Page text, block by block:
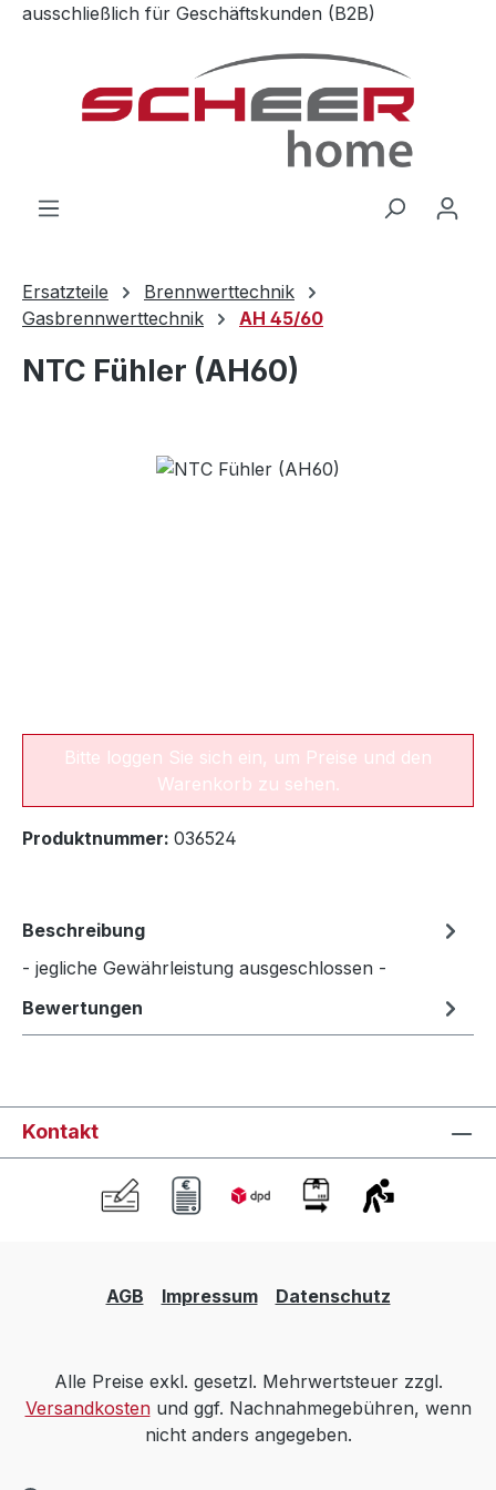
Zum Hauptinhalt springen
ausschließlich für Geschäftskunden (B2B)
Ersatzteile
Brennwerttechnik
Gasbrennwerttechnik
AH 45/60
NTC Fühler (AH60)
Bildergalerie überspringen
Bitte loggen Sie sich ein, um Preise und den
Warenkorb zu sehen.
Produktnummer: 036524
Beschreibung
- jegliche Gewährleistung ausgeschlossen -
Bewertungen
Kontakt
AGB Impressum Datenschutz
Alle Preise exkl. gesetzl. Mehrwertsteuer zzgl.
Versandkostenund ggf. Nachnahmegebühren, wenn
nicht anders angegeben.